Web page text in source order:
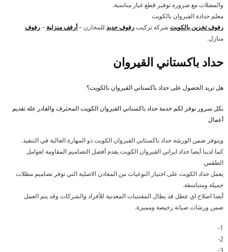
والمضلات مع ضرورة توفير قطع غيار مناسبة.
معلم حدادة القيروان بالكويت
رفوف تخزين بالكويت شركة تركيبرفوف حديد للمخازن –أرفف منزلية –رفوف
منازل.
حداد باكستاني القيروان
هل تريد الحصول على حداد باكستاني القيروان بالكويت؟
بكل سرور نوفر لكم خدمة حداد باكستاني القيروان الكويت المحترف والقادر علة تقديم
أعمال
ويتوفر ضمن الورشة حداد باكستاني القيروان الكويت ذو المهارة العالية في التنفيذ.
كما لدينا أيضا حداد ايراني القيروان الكويت يقدم أفضل التصاميم المقاومة لعوامل
الطقس.
يعمل حداد الكويت على اختيار النوعيات من المعادن الاصلية التي توفر تصاميم مظلات
جميلة ومتناسقة.
أيضا اصلاح اي عطل قد يطال المقتنيات المعدنية للأفراد والشركات وقد يتم العمل
ضمن ورشات صيانة رخيصة ومميزة.
1-
2-